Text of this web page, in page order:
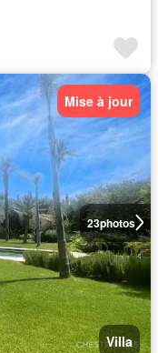
23photos
Mise à jour
Villa